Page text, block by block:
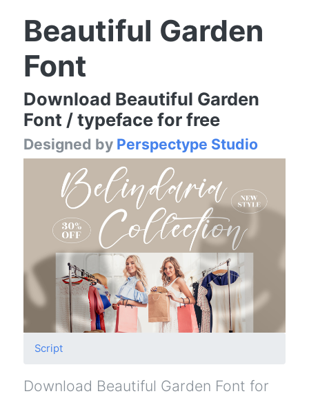
Beautiful Garden
Font
Download Beautiful Garden
Font / typeface for free
Designed by Perspectype Studio
Script
Download Beautiful Garden Font for